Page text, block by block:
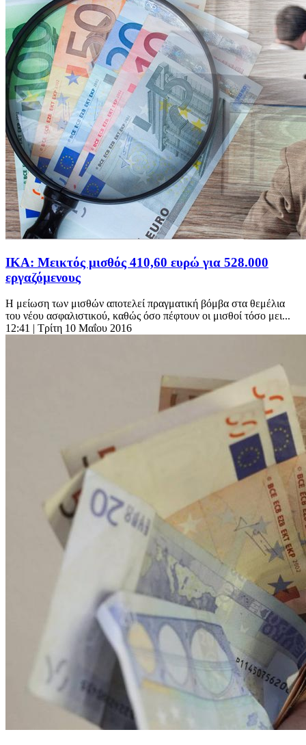
ΙΚΑ: Μεικτός μισθός 410,60 ευρώ για 528.000
εργαζόμενους
H μείωση των μισθών αποτελεί πραγματική βόμβα στα θεμέλια
του νέου ασφαλιστικού, καθώς όσο πέφτουν οι μισθοί τόσο μει...
12:41 | Τρίτη 10 Μαΐου 2016